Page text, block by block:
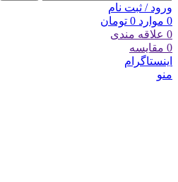
ورود / ثبت نام
0 موارد 0 تومان
0 علاقه مندی
0 مقایسه
اینستاگرام
منو